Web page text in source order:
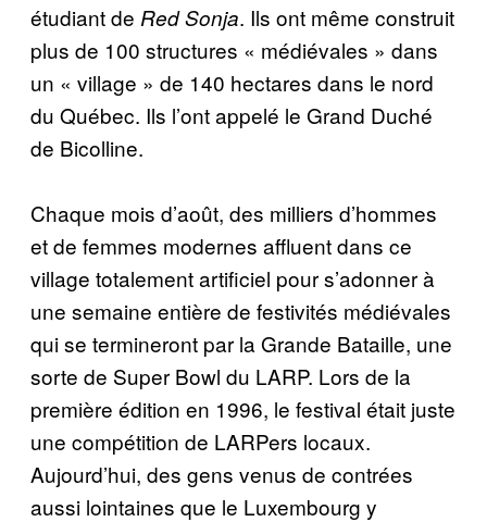
étudiant de Red Sonja. Ils ont même construit
plus de 100 structures « médiévales » dans
un « village » de 140 hectares dans le nord
du Québec. Ils l’ont appelé le Grand Duché
de Bicolline.
Chaque mois d’août, des milliers d’hommes
et de femmes modernes affluent dans ce
village totalement ­artificiel pour s’adonner à
une semaine entière de festivités médiévales
qui se termineront par la Grande Bataille, une
sorte de Super Bowl du LARP. Lors de la
première édition en 1996, le festival était juste
une compétition de LARPers locaux.
Aujourd’hui, des gens venus de contrées
aussi lointaines que le Luxembourg y